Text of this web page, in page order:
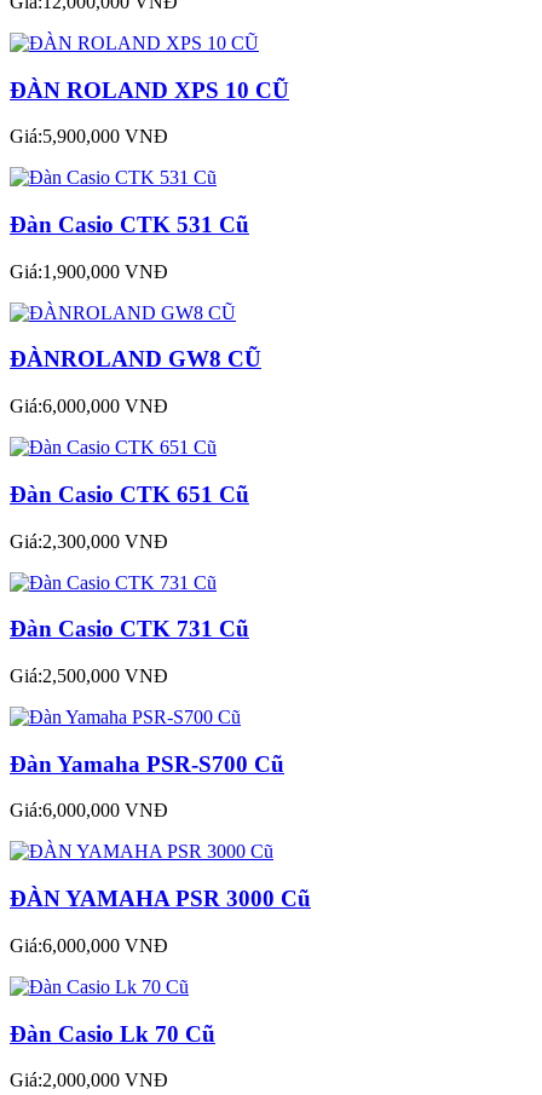
ĐÀN ROLAND XPS 10 CŨ
Giá:5,900,000 VNĐ
Đàn Casio CTK 531 Cũ
Giá:1,900,000 VNĐ
ĐÀNROLAND GW8 CŨ
Giá:6,000,000 VNĐ
Đàn Casio CTK 651 Cũ
Giá:2,300,000 VNĐ
Đàn Casio CTK 731 Cũ
Giá:2,500,000 VNĐ
Đàn Yamaha PSR-S700 Cũ
Giá:6,000,000 VNĐ
ĐÀN YAMAHA PSR 3000 Cũ
Giá:6,000,000 VNĐ
Đàn Casio Lk 70 Cũ
Giá:2,000,000 VNĐ